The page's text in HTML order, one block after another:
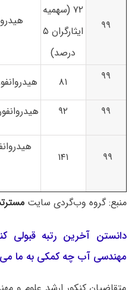
۹۹
۷۲ (سهمیه
ایثارگران ۵
درصد)
۹۹ ۸۱
۹۹
۹۲
۹۹ ۱۴۱
منبع: گروه وب‌گردی سایت
دانستن آخرین رتبه قبولی
مهندسی آب چه کمکی به ما می